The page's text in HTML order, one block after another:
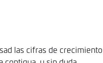
las cifras de crecimiento